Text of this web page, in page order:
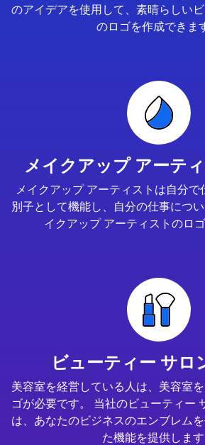
のアイデアを使用して、素晴らしい
のロゴを作成できま
メイクアップ アーテ
メイクアップ アーティストは自分
別子として機能し、自分の仕事につ
イクアップ アーティストのロゴ
ビューティー サロ
美容室を経営している人は、美容室
ゴが必要です。 当社のビューティー
は、あなたのビジネスのエンブレム
た機能を提供します